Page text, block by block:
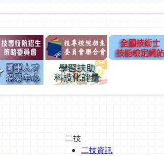
二技
二技資訊